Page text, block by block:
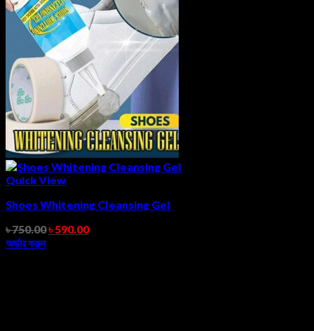
Quick View
Shoes Whitening Cleansing Gel
৳750.00৳590.00
অর্ডার করুন